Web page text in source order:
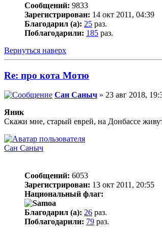
Сообщений: 9833
Зарегистрирован: 14 окт 2011, 04:39
Благодарил (а): 25 раз.
Поблагодарили: 185 раз.
Вернуться наверх
Re: про кота Мотю
Сан Саныч » 23 авг 2018,
Яник
Скажи мне, старый еврей, на Донбассе
Сан Саныч
Сообщений: 6053
Зарегистрирован: 13 окт 2011, 20:55
Национальный флаг:
Благодарил (а): 26 раз.
Поблагодарили: 79 раз.